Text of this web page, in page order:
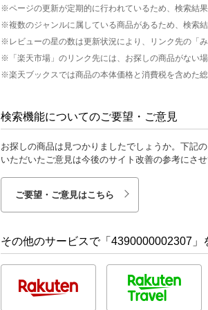
※ページの更新が定期的に行われているため、検索結
※複数のジャンルに属している商品があるため、検索
※レビューの星の数は更新状況により、リンク先の「
※「楽天市場」のリンク先には、お探しの商品がない
※楽天ブックスでは商品の本体価格と消費税を含めた
検索機能についてのご要望・ご意見
お探しの商品は見つかりましたでしょうか。下記
いただいたご意見は今後のサイト改善の参考にさせ
ご要望・ご意見はこちら
その他のサービスで「4390000002307」